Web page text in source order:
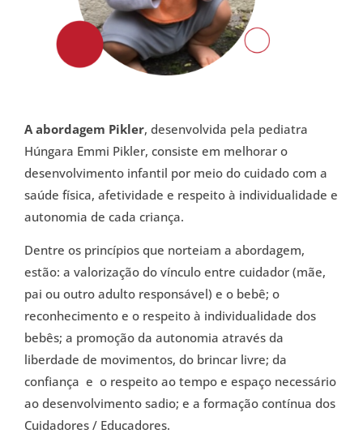
A abordagem Pikler, desenvolvida pela pediatra
Húngara Emmi Pikler, consiste em melhorar o
desenvolvimento infantil por meio do cuidado com a
saúde física, afetividade e respeito à individualidade e
autonomia de cada criança.
Dentre os princípios que norteiam a abordagem,
estão: a valorização do vínculo entre cuidador (mãe,
pai ou outro adulto responsável) e o bebê; o
reconhecimento e o respeito à individualidade dos
bebês; a promoção da autonomia através da
liberdade de movimentos, do brincar livre; da
confiança e o respeito ao tempo e espaço necessário
ao desenvolvimento sadio; e a formação contínua dos
Cuidadores / Educadores.